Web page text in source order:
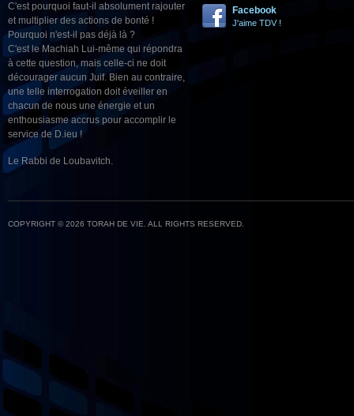
C'est pourquoi faut-il absolument rajouter
et multiplier des actions de bonté !
Pourquoi n'est-il pas déjà là ?
C'est le Machiah Lui-même qui répondra
à cette question, mais celle-ci ne doit
décourager aucun Juif. Bien au contraire,
une telle interrogation doit éveiller en
chacun de nous une énergie et un
enthousiasme accrus pour accomplir le
service de D.ieu !
Le Rabbi de Loubavitch.
Facebook
J'aime TDV !
COPYRIGHT © 2026 TORAH DE VIE. ALL RIGHTS RESERVED.